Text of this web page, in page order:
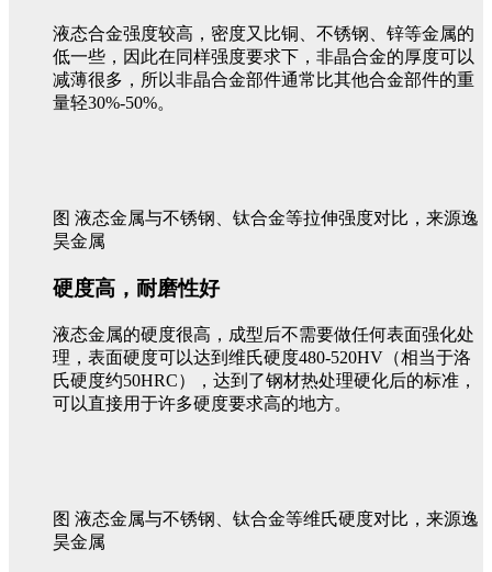
液态合金强度较高，密度又比铜、不锈钢、锌等金属的
低一些，因此在同样强度要求下，非晶合金的厚度可以
减薄很多，所以非晶合金部件通常比其他合金部件的重
量轻30%-50%。
图 液态金属与不锈钢、钛合金等拉伸强度对比，来源逸
昊金属
硬度高，耐磨性好
液态金属的硬度很高，成型后不需要做任何表面强化处
理，表面硬度可以达到维氏硬度480-520HV（相当于洛
氏硬度约50HRC），达到了钢材热处理硬化后的标准，
可以直接用于许多硬度要求高的地方。
图 液态金属与不锈钢、钛合金等维氏硬度对比，来源逸
昊金属